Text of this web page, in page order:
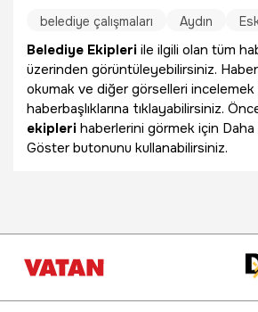
belediye çalışmaları
Aydın
Belediye Ekipleri ile ilgili olan tüm
üzerinden görüntüleyebilirsiniz.
okumak ve diğer görselleri incelemek
haberbaşlıklarına tıklayabilirsiniz.
ekipleri haberlerini görmek için Daha
Göster butonunu kullanabilirsiniz.